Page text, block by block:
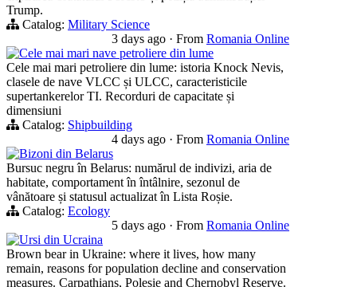
Trump.
Catalog: Military Science
3 days ago · From Romania Online
Cele mai mari nave petroliere din lume
Cele mai mari petroliere din lume: istoria Knock Nevis,
clasele de nave VLCC și ULCC, caracteristicile
supertankerelor TI. Recorduri de capacitate și
dimensiuni
Catalog: Shipbuilding
4 days ago · From Romania Online
Bizoni din Belarus
Bursuc negru în Belarus: numărul de indivizi, aria de
habitate, comportament în întâlnire, sezonul de
vânătoare și statusul actualizat în Lista Roșie.
Catalog: Ecology
5 days ago · From Romania Online
Ursi din Ucraina
Brown bear in Ukraine: where it lives, how many
remain, reasons for population decline and conservation
measures. Carpathians, Polesie and Chernobyl Reserve.